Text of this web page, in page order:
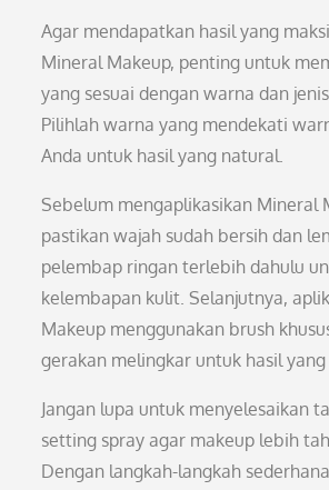
Agar mendapatkan hasil yang
Mineral Makeup, penting untuk
yang sesuai dengan warna dan
Pilihlah warna yang mendekati
Anda untuk hasil yang natural.
Sebelum mengaplikasikan Mineral
pastikan wajah sudah bersih dan
pelembap ringan terlebih dahulu
kelembapan kulit. Selanjutnya,
Makeup menggunakan brush
gerakan melingkar untuk hasil
Jangan lupa untuk menyelesaikan
setting spray agar makeup lebih
Dengan langkah-langkah